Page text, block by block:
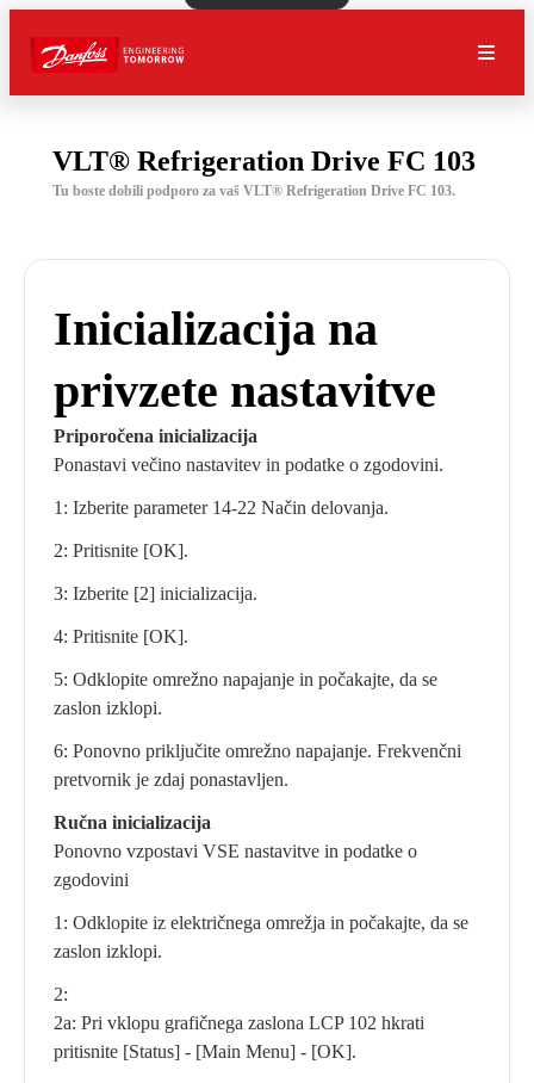
VLT® Refrigeration Drive FC 103
Tu boste dobili podporo za vaš VLT® Refrigeration Drive FC 103.
Inicializacija na
privzete nastavitve
Priporočena inicializacija
Ponastavi večino nastavitev in podatke o zgodovini.
1: Izberite parameter 14-22 Način delovanja.
2: Pritisnite [OK].
3: Izberite [2] inicializacija.
4: Pritisnite [OK].
5: Odklopite omrežno napajanje in počakajte, da se
zaslon izklopi.
6: Ponovno priključite omrežno napajanje. Frekvenčni
pretvornik je zdaj ponastavljen.
Ručna inicializacija
Ponovno vzpostavi VSE nastavitve in podatke o
zgodovini
1: Odklopite iz električnega omrežja in počakajte, da se
zaslon izklopi.
2:
2a: Pri vklopu grafičnega zaslona LCP 102 hkrati
pritisnite [Status] - [Main Menu] - [OK].